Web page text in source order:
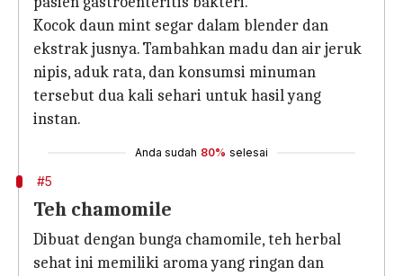
Kocok daun mint segar dalam blender dan
ekstrak jusnya. Tambahkan madu dan air jeruk
nipis, aduk rata, dan konsumsi minuman
tersebut dua kali sehari untuk hasil yang
instan.
Anda sudah 80% selesai
#5
Teh chamomile
Dibuat dengan bunga chamomile, teh herbal
sehat ini memiliki aroma yang ringan dan